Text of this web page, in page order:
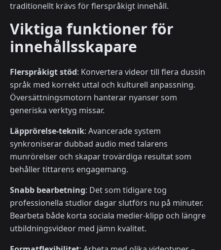
traditionellt krävs för flerspråkigt innehåll.
Viktiga funktioner för
innehållsskapare
Flerspråkigt stöd: Konvertera videor till flera dussin
språk med korrekt uttal och kulturell anpassning.
Översättningsmotorn hanterar nyanser som
generiska verktyg missar.
Läpprörelse-teknik: Avancerade system
synkroniserar dubbad audio med talarens
munrörelser och skapar trovärdiga resultat som
behåller tittarens engagemang.
Snabb bearbetning: Det som tidigare tog
professionella studior dagar slutförs nu på minuter.
Bearbeta både korta sociala medier-klipp och längre
utbildningsvideor med jämn kvalitet.